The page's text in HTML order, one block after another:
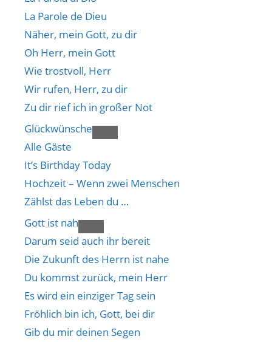
La Parole de Dieu
Näher, mein Gott, zu dir
Oh Herr, mein Gott
Wie trostvoll, Herr
Wir rufen, Herr, zu dir
Zu dir rief ich in großer Not
Glückwünsche
Alle Gäste
It’s Birthday Today
Hochzeit – Wenn zwei Menschen
Zählst das Leben du …
Gott ist nah
Darum seid auch ihr bereit
Die Zukunft des Herrn ist nahe
Du kommst zurück, mein Herr
Es wird ein einziger Tag sein
Fröhlich bin ich, Gott, bei dir
Gib du mir deinen Segen